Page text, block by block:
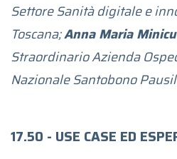
Settore Sanità digitale e
Toscana;Anna Maria
Straordinario Azienda
Nazionale Santobono
17.50 - USE CASE ED